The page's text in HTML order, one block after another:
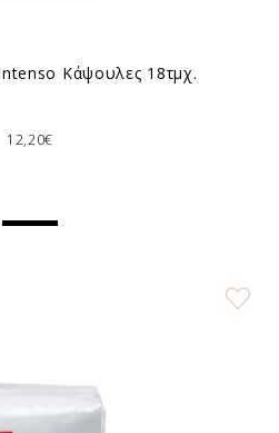
Κάψουλες 18τμχ.
12,20€